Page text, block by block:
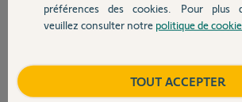
Contact
Vous pouvez parfaitement engager l'alarme avec le
retiré.
bien contactées lors de la fermeture du capot.
préférences des cookies. Pour plus
veuillez consulter notre politique de
TOUT ACCEPTER